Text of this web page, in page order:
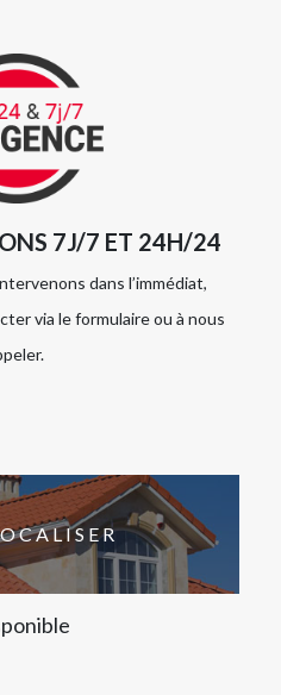
7J/7 ET 24H/24
dans l’immédiat,
via le formulaire ou à nous